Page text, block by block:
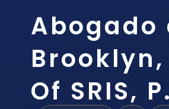
Abogado
Of SRIS,